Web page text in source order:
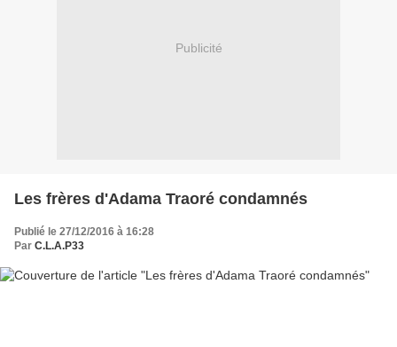
Publicité
Les frères d'Adama Traoré condamnés
Publié le 27/12/2016 à 16:28
Par C.L.A.P33